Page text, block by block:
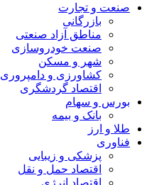
صنعت و تجارت
بازرگانی
مناطق آزاد صنعتی
صنعت خودروسازی
شهر و مسکن
کشاورزی و دامپروری
اقتصاد گردشگری
بورس و سهام
بانک و بیمه
طلا و ارز
فناوری
پزشکی و زیبایی
اقتصاد حمل و نقل
اقتصاد انرژی